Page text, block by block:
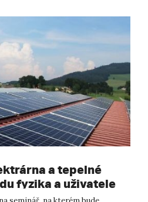
a tepelné
fyzika a uživatele